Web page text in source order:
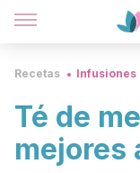
Recetas Infusiones
Té de
mejores